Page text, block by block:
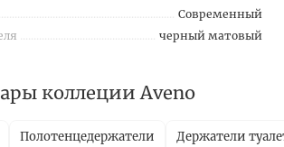
Современный
черный матовый
коллеции Aveno
Полотенцедержатели Держатели